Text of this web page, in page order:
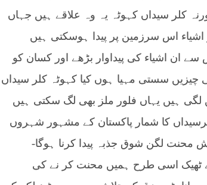
کلر سیداں کہوٹہ یہ وہ علاقے ہیں جہاں
اس سرزمین پر پیدا ہوسکتی ہیں
ان اشیاء کی پیداوار بڑھے اور کسان کو
سستی مہیا ہوں کیا کہوٹہ کلر سیداں
لگی ہیں یہاں فلور ملز بھی لگ سکتی ہیں
کا شمار پاکستان کے مشہور شہروں
محنت لگن شوق جذبہ پیدا کرنا ہوگا-
ٹھیک اسی طرح ہمیں محنت کر نے کی